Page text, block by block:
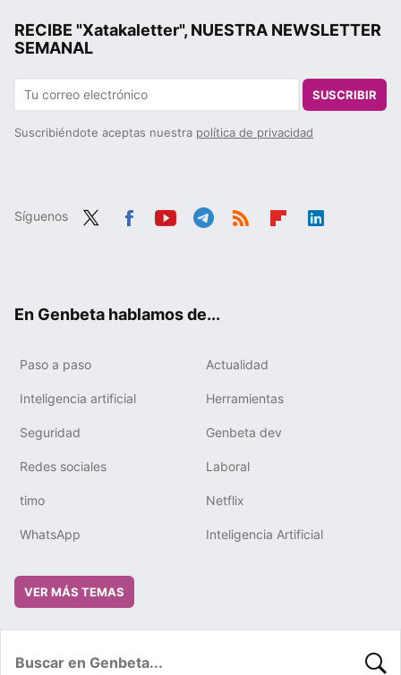
RECIBE "Xatakaletter", NUESTRA NEWSLETTER
SEMANAL
SUSCRIBIR
Suscribiéndote aceptas nuestra política de privacidad
Síguenos
En Genbeta hablamos de...
Paso a paso Actualidad
Inteligencia artificial Herramientas
Seguridad Genbeta dev
Redes sociales Laboral
timo Netflix
WhatsApp Inteligencia Artificial
VER MÁS TEMAS